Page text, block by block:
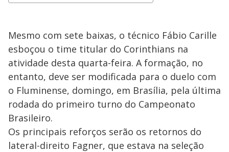
Mesmo com sete baixas, o técnico Fábio Carille
esboçou o time titular do Corinthians na
atividade desta quarta-feira. A formação, no
entanto, deve ser modificada para o duelo com
o Fluminense, domingo, em Brasília, pela última
rodada do primeiro turno do Campeonato
Brasileiro.
Os principais reforços serão os retornos do
lateral-direito Fagner, que estava na seleção